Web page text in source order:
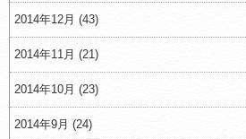
2014年12月 (43)
2014年11月 (21)
2014年10月 (23)
2014年9月 (24)